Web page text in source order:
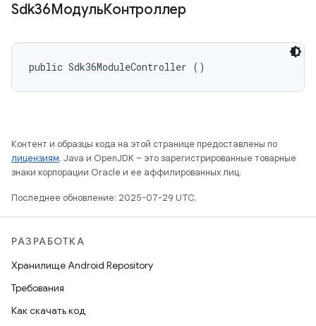
Sdk36МодульКонтроллер
public Sdk36ModuleController ()
Контент и образцы кода на этой странице предоставлены по
лицензиям. Java и OpenJDK – это зарегистрированные товарные
знаки корпорации Oracle и ее аффилированных лиц.
Последнее обновление: 2025-07-29 UTC.
РАЗРАБОТКА
Хранилище Android Repository
Требования
Как скачать код